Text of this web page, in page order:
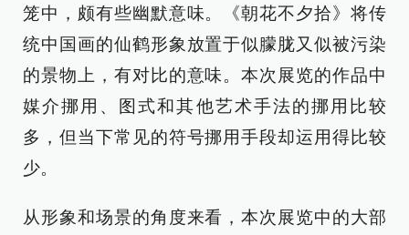
笼中，颇有些幽默意味。《朝花不夕拾》将传
统中国画的仙鹤形象放置于似朦胧又似被污染
的景物上，有对比的意味。本次展览的作品中
媒介挪用、图式和其他艺术手法的挪用比较
多，但当下常见的符号挪用手段却运用得比较
少。
从形象和场景的角度来看，本次展览中的大部